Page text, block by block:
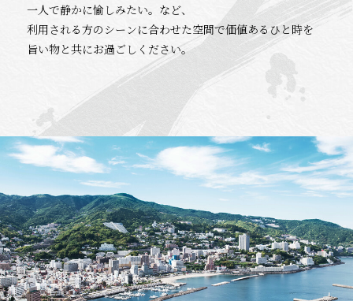
一人で静かに愉しみたい。など、
利用される方のシーンに合わせた空間で価値あるひと時を
旨い物と共にお過ごしください。